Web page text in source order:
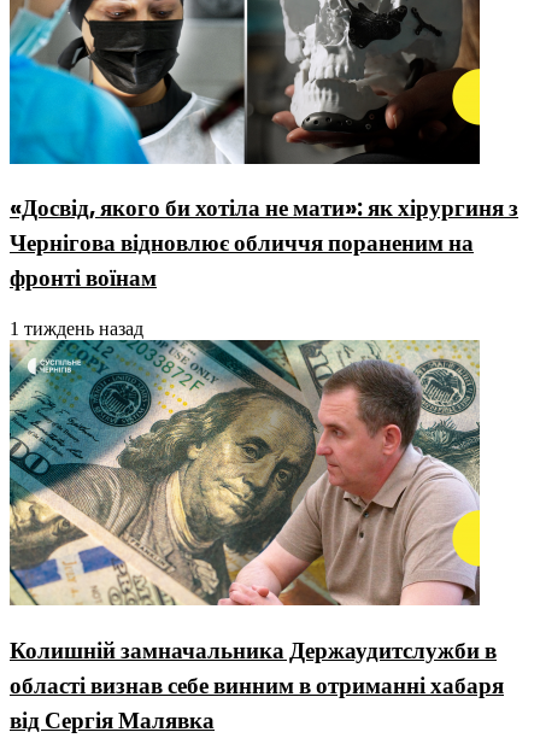
«Досвід, якого би хотіла не мати»: як хірургиня з
Чернігова відновлює обличчя пораненим на
фронті воїнам
1 тиждень назад
Колишній замначальника Держаудитслужби в
області визнав себе винним в отриманні хабаря
від Сергія Малявка